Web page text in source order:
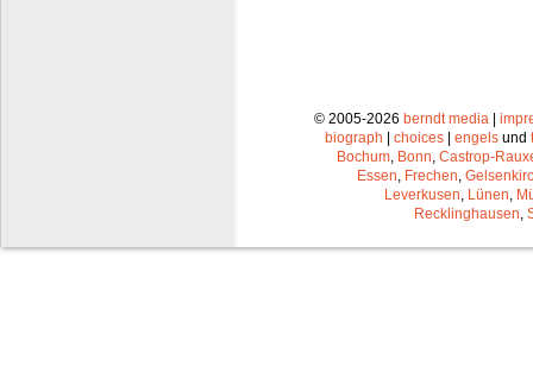
© 2005-2026 berndt media |
biograph | choices | engels und
Bochum Bonn Castrop-
Essen Frechen
Leverkusen Lünen
Recklinghausen